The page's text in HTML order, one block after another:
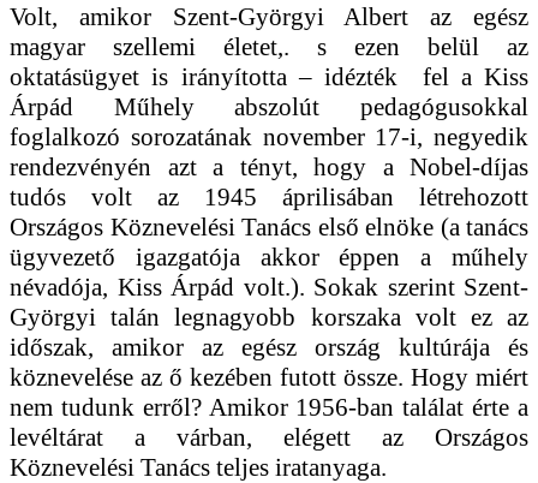
Volt, amikor Szent-Györgyi Albert az egész
magyar szellemi életet,. s ezen belül az
oktatásügyet is irányította – idézték
fel a Kiss
Árpád Műhely abszolút pedagógusokkal
foglalkozó sorozatának november 17-i, negyedik
rendezvényén azt a tényt, hogy a Nobel-díjas
tudós volt az 1945 áprilisában létrehozott
Országos Köznevelési Tanács első elnöke (a tanács
ügyvezető igazgatója akkor éppen a műhely
névadója, Kiss Árpád volt.). Sokak szerint Szent-
Györgyi talán legnagyobb korszaka volt ez az
időszak, amikor az egész ország kultúrája és
köznevelése az ő kezében futott össze. Hogy miért
nem tudunk erről? Amikor 1956-ban találat érte a
levéltárat a várban, elégett az Országos
Köznevelési Tanács teljes iratanyaga.